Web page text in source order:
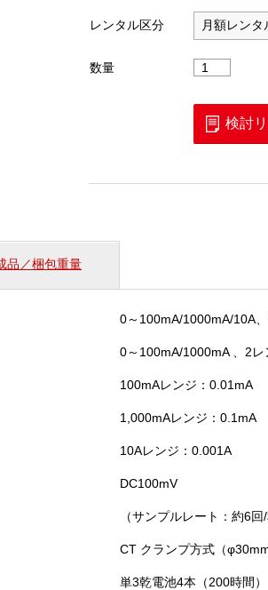
レンタル区分
数量
AC
DC
ラ
730）
検討
品／梱包重量
0～100mA/1000mA/10A
0～100mA/1000mA 、2レ
100mAレンジ：0.01mA
1,000mAレンジ：0.1mA
10Aレンジ：0.001A
DC100mV
（サンプルレート：約6
CT クランプ方式（φ30mm
単3乾電池4本（200時間）